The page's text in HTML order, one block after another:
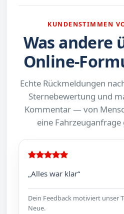
KUNDENSTIMMEN
Was andere
Online-
Echte Rückmeldungen
Sternebewertung und
Kommentar — von
eine
„Alles war klar“
Dein Feedback motiviert unser
Neue.